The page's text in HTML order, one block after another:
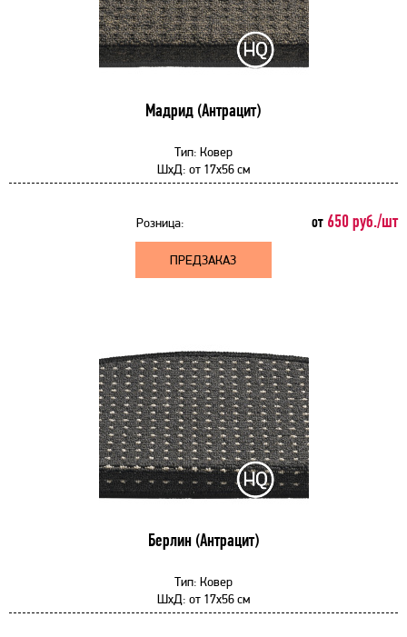
Мадрид (Антрацит)
Тип: Ковер
ШхД: от 17x56 см
Розница: от 650 руб./шт
ПРЕДЗАКАЗ
Берлин (Антрацит)
Тип: Ковер
ШхД: от 17x56 см